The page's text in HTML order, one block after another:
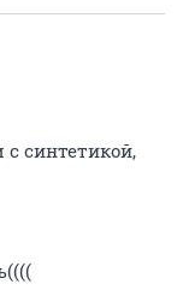
синтетикой,